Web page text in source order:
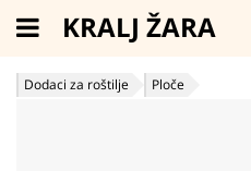
KRALJ ŽARA
Dodaci za roštilje Ploče